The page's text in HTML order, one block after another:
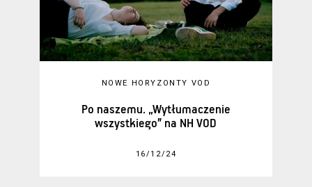
NOWE HORYZONTY VOD
Po naszemu. „Wytłumaczenie
wszystkiego” na NH VOD
16/12/24